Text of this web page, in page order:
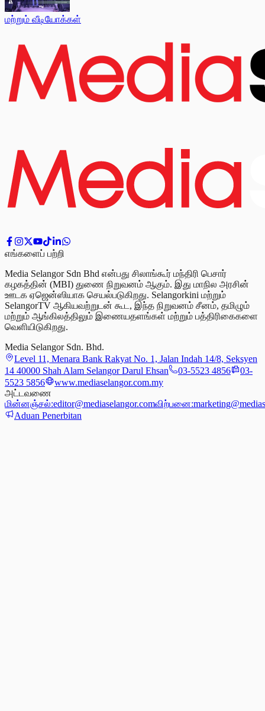
மற்றும் வீடியோக்கள்
எங்களைப் பற்றி
Media Selangor Sdn Bhd என்பது சிலாங்கூர் மந்திரி பெசார்
கழகத்தின் (MBI) துணை நிறுவனம் ஆகும். இது மாநில அரசின்
ஊடக ஏஜென்ஸியாக செயல்படுகிறது. Selangorkini மற்றும்
SelangorTV ஆகியவற்றுடன் கூட, இந்த நிறுவனம் சீனம், தமிழும்
மற்றும் ஆங்கிலத்திலும் இணையதளங்கள் மற்றும் பத்திரிகைகளை
வெளியிடுகிறது.
Media Selangor Sdn. Bhd.
Level 11, Menara Bank Rakyat No. 1, Jalan Indah 14/8, Seksyen
14 40000 Shah Alam Selangor Darul Ehsan
03-5523 4856
03-
5523 5856
www.mediaselangor.com.my
அட்டவணை
மின்னஞ்சல்:editor@mediaselangor.comவிற்பனை:
Aduan Penerbitan